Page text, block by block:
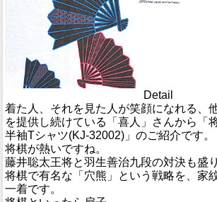
Detail
着た人、それを見た人が笑顔になれる、
を提供し続けている「喜人」さんから「
半袖Tシャツ(KJ-32002)」のご紹介です。
将棋が熱いですね。
藤井聡太王将と羽生善治九段の対決も盛
将棋で有名な「穴熊」という戦略を、家
一着です。